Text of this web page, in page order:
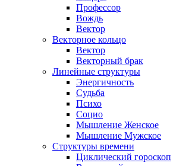
Профессор
Вождь
Вектор
Векторное кольцо
Вектор
Векторный брак
Линейные структуры
Энергичность
Судьба
Психо
Социо
Мышление Женское
Мышление Мужское
Структуры времени
Циклический гороскоп